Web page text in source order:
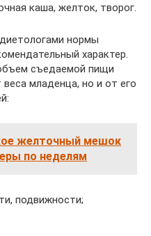
каша, желток, творог.
нормы
характер.
съедаемой пищи
младенца, но и от его
желточный мешок
по неделям
подвижности;